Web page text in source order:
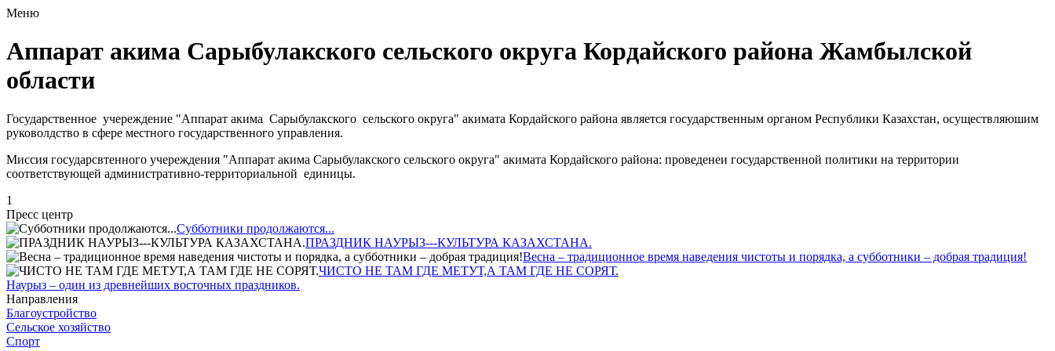
Меню
Аппарат акима Сарыбулакского сельского округа Кордайского района Жамбылской
области
Государственное учереждение "Аппарат акима Сарыбулакского сельского округа" акимата Кордайского района является государственным органом Республики Казахстан, осуществляюшим
руковолдство в сфере местного государственного управления.
Миссия государсвтенного учереждения "Аппарат акима Сарыбулакского сельского округа" акимата Кордайского района: проведенеи государственной политики на территории
соответствующей административно-территориальной единицы.
1
Пресс центр
Субботники продолжаются...
ПРАЗДНИК НАУРЫЗ---КУЛЬТУРА КАЗАХСТАНА.
Весна – традиционное время наведения чистоты и порядка, а субботники – добрая традиция!
ЧИСТО НЕ ТАМ ГДЕ МЕТУТ,А ТАМ ГДЕ НЕ СОРЯТ.
Наурыз – один из древнейших восточных праздников.
Направления
Благоустройство
Сельское хозяйство
Спорт